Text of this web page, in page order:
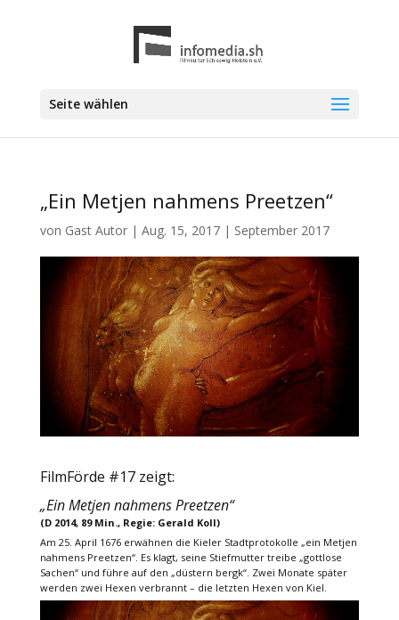
Seite wählen
„Ein Metjen nahmens Preetzen“
von Gast Autor| Aug. 15, 2017| September 2017
FilmFörde #17 zeigt:
„Ein Metjen nahmens Preetzen“
(D 2014, 89 Min., Regie: Gerald Koll)
Am 25. April 1676 erwähnen die Kieler Stadtprotokolle „ein Metjen
nahmens Preetzen“. Es klagt, seine Stiefmutter treibe „gottlose
Sachen“ und führe auf den „düstern bergk“. Zwei Monate später
werden zwei Hexen verbrannt – die letzten Hexen von Kiel.